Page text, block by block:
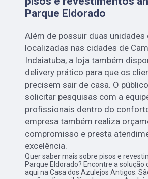
Parque Eldorado
Além de possuir duas unidades
localizadas nas cidades de
Indaiatuba, a loja também
delivery prático para que os
precisem sair de casa. O
solicitar pesquisas com a
profissionais dentro do
empresa também realiza
compromisso e presta
excelência.
Quer saber mais sobre pisos e
Parque Eldorado? Encontre a solução
aqui na Casa dos Azulejos Antigos.